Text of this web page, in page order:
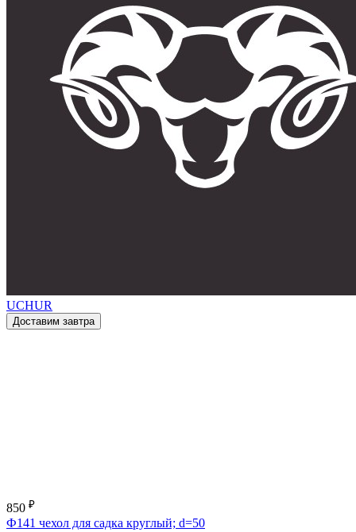
UCHUR
Доставим завтра
850 ₽
Ф141 чехол для садка круглый; d=50